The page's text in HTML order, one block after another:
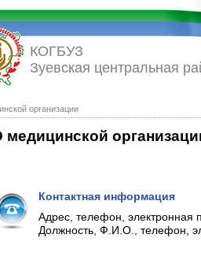
организации
КОГБУЗ
Зуевская центральная
медицинской
Контактная информация
Адрес, телефон, электронная
Должность, Ф.И.О., телефон,